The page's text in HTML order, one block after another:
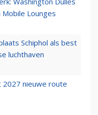
Lounges
Schiphol als best
luchthaven
2027 nieuwe route